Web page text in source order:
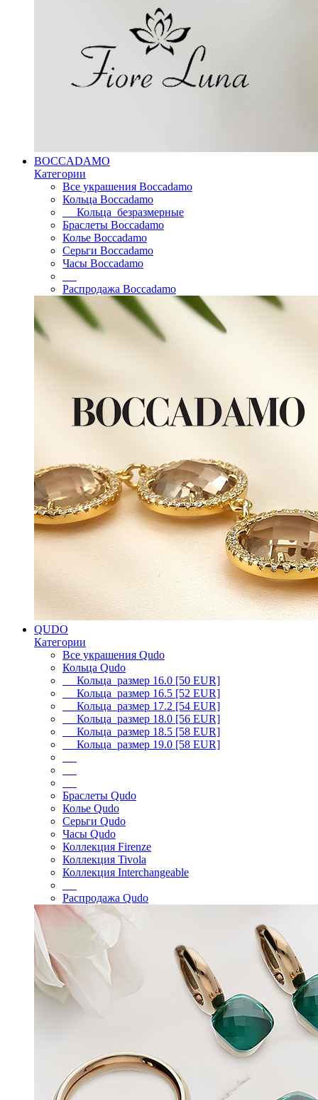
BOCCADAMO
Категории
Все украшения Boccadamo
Кольца Boccadamo
Кольца безразмерные
Браслеты Boccadamo
Колье Boccadamo
Серьги Boccadamo
Часы Boccadamo
Распродажа Boccadamo
QUDO
Категории
Все украшения Qudo
Кольца Qudo
Кольца размер 16.0 [50 EUR]
Кольца размер 16.5 [52 EUR]
Кольца размер 17.2 [54 EUR]
Кольца размер 18.0 [56 EUR]
Кольца размер 18.5 [58 EUR]
Кольца размер 19.0 [58 EUR]
Браслеты Qudo
Колье Qudo
Серьги Qudo
Часы Qudo
Коллекция Firenze
Коллекция Tivola
Коллекция Interchangeable
Распродажа Qudo